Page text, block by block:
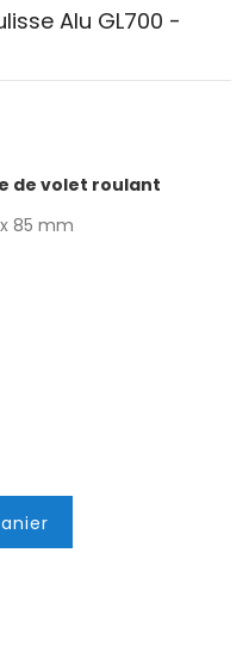
Alu GL700 -
de volet roulant
85 mm